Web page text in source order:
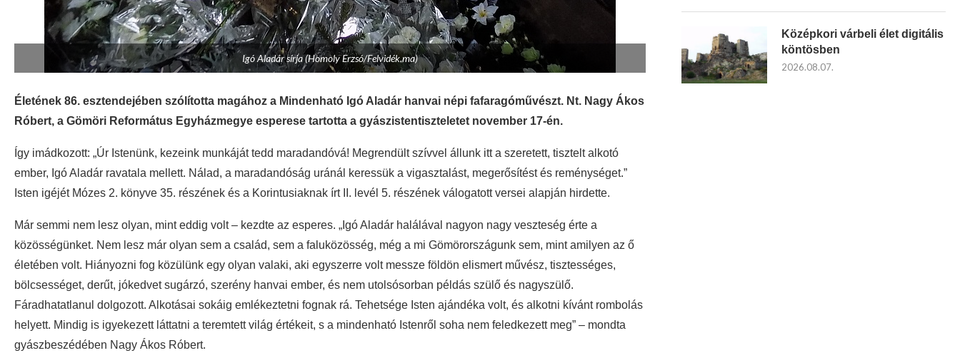
Igó Aladár sírja (Homoly Erzsó/Felvidék.ma)
Életének 86. esztendejében szólította magához a Mindenható Igó Aladár hanvai népi fafaragóművészt. Nt. Nagy Ákos
Róbert, a Gömöri Református Egyházmegye esperese tartotta a gyászistentiszteletet november 17-én.
Így imádkozott: „Úr Istenünk, kezeink munkáját tedd maradandóvá! Megrendült szívvel állunk itt a szeretett, tisztelt alkotó
ember, Igó Aladár ravatala mellett. Nálad, a maradandóság uránál keressük a vigasztalást, megerősítést és reménységet.”
Isten igéjét Mózes 2. könyve 35. részének és a Korintusiaknak írt II. levél 5. részének válogatott versei alapján hirdette.
Már semmi nem lesz olyan, mint eddig volt – kezdte az esperes. „Igó Aladár halálával nagyon nagy veszteség érte a
közösségünket. Nem lesz már olyan sem a család, sem a faluközösség, még a mi Gömörországunk sem, mint amilyen az ő
életében volt. Hiányozni fog közülünk egy olyan valaki, aki egyszerre volt messze földön elismert művész, tisztességes,
bölcsességet, derűt, jókedvet sugárzó, szerény hanvai ember, és nem utolsósorban példás szülő és nagyszülő.
Fáradhatatlanul dolgozott. Alkotásai sokáig emlékeztetni fognak rá. Tehetsége Isten ajándéka volt, és alkotni kívánt rombolás
helyett. Mindig is igyekezett láttatni a teremtett világ értékeit, s a mindenható Istenről soha nem feledkezett meg” – mondta
gyászbeszédében Nagy Ákos Róbert.
Középkori várbeli élet digitális
köntösben
2026.08.07.